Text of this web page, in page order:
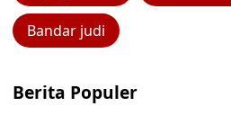
Bandar judi
Berita Populer